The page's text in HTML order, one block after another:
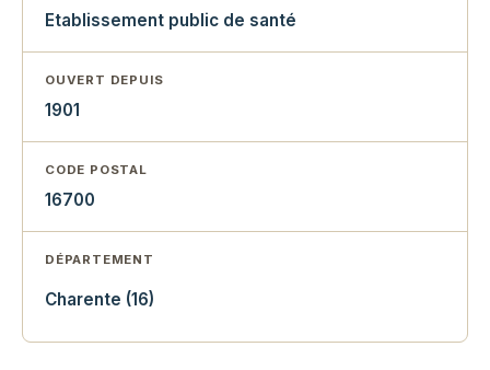
Etablissement public de santé
OUVERT DEPUIS
1901
CODE POSTAL
16700
DÉPARTEMENT
Charente (16)